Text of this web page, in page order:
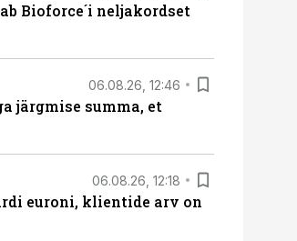
Bioforce´i neljakordset
06.08.26, 12:46
järgmise summa, et
06.08.26, 12:18
euroni, klientide arv on